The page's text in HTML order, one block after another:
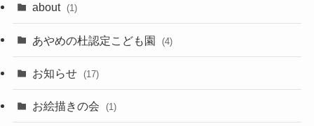
about (1)
あやめの杜認定こども園 (4)
お知らせ (17)
お絵描きの会 (1)